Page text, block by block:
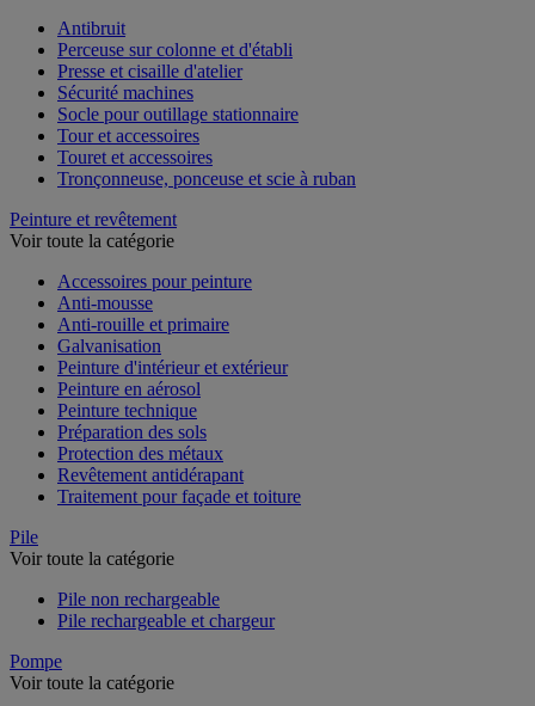
Antibruit
Perceuse sur colonne et d'établi
Presse et cisaille d'atelier
Sécurité machines
Socle pour outillage stationnaire
Tour et accessoires
Touret et accessoires
Tronçonneuse, ponceuse et scie à ruban
Peinture et revêtement
Voir toute la catégorie
Accessoires pour peinture
Anti-mousse
Anti-rouille et primaire
Galvanisation
Peinture d'intérieur et extérieur
Peinture en aérosol
Peinture technique
Préparation des sols
Protection des métaux
Revêtement antidérapant
Traitement pour façade et toiture
Pile
Voir toute la catégorie
Pile non rechargeable
Pile rechargeable et chargeur
Pompe
Voir toute la catégorie